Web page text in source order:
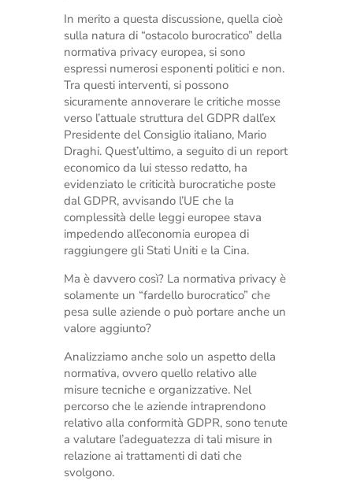
In merito a questa discussione, quella cioè
sulla natura di “ostacolo burocratico” della
normativa privacy europea, si sono
espressi numerosi esponenti politici e non.
Tra questi interventi, si possono
sicuramente annoverare le critiche mosse
verso l’attuale struttura del GDPR dall’ex
Presidente del Consiglio italiano, Mario
Draghi. Quest’ultimo, a seguito di un report
economico da lui stesso redatto, ha
evidenziato le criticità burocratiche poste
dal GDPR, avvisando l’UE che la
complessità delle leggi europee stava
impedendo all’economia europea di
raggiungere gli Stati Uniti e la Cina.
Ma è davvero così? La normativa privacy è
solamente un “fardello burocratico” che
pesa sulle aziende o può portare anche un
valore aggiunto?
Analizziamo anche solo un aspetto della
normativa, ovvero quello relativo alle
misure tecniche e organizzative. Nel
percorso che le aziende intraprendono
relativo alla conformità GDPR, sono tenute
a valutare l’adeguatezza di tali misure in
relazione ai trattamenti di dati che
svolgono.